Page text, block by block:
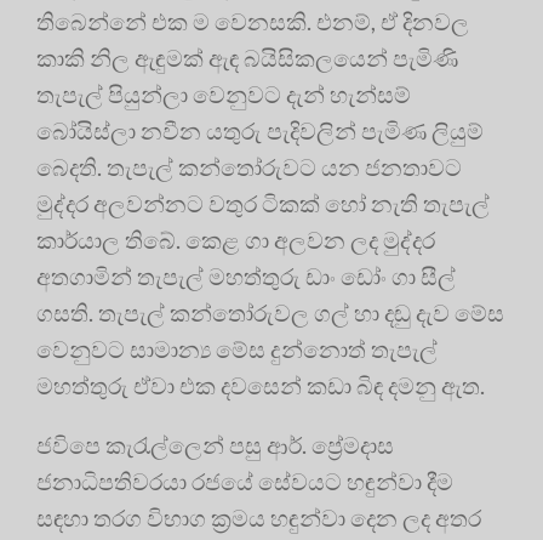
තිබෙන්නේ එක ම වෙනසකි. එනම්, ඒ දිනවල
කාකි නිල ඇඳුමක් ඇඳ බයිසිකලයෙන් පැමිණි
තැපැල් පියුන්ලා වෙනුවට දැන් හැන්සම්
බෝයිස්ලා නවීන යතුරු පැදිවලින් පැමිණ ලියුම්
බෙදති. තැපැල් කන්තෝරුවට යන ජනතාවට
මුද්දර අලවන්නට වතුර ටිකක් හෝ නැති තැපැල්
කාර්යාල තිබේ. කෙළ ගා අලවන ලද මුද්දර
අතගාමින් තැපැල් මහත්තුරු ඩාං ඩෝං ගා සීල්
ගසති. තැපැල් කන්තෝරුවල ගල් හා දඬු දැව මේස
වෙනුවට සාමාන්‍ය මේස දුන්නොත් තැපැල්
මහත්තුරු ඒවා එක දවසෙන් කඩා බිඳ දමනු ඇත.
ජවිපෙ කැරැල්ලෙන් පසු ආර්. ප්‍රේමදාස
ජනාධිපතිවරයා රජයේ සේවයට හඳුන්වා දීම
සඳහා තරග විභාග ක්‍රමය හඳුන්වා දෙන ලද අතර